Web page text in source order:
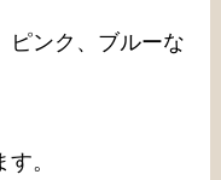
ピンク、ブルーな
。